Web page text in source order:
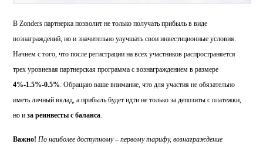
В Zonders партнерка позволит не только получать прибыль в виде
вознаграждений, но и значительно улучшать свои инвестиционные условия.
Начнем с того, что после регистрации на всех участников распространяется
трех уровневая партнерская программа с вознаграждением в размере
4%-1.5%-0.5%. Обращаю ваше внимание, что для участия не обязательно
иметь личный вклад, а прибыль будет идти не только за депозиты с платежки,
но иза реинвесты с баланса.
Важно! По наиболее доступному – первому тарифу, вознаграждение